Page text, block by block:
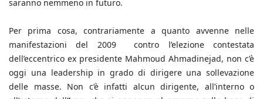
saranno nemmeno in futuro.
Per prima cosa, contrariamente a quanto avvenne nelle
manifestazioni del 2009 contro l’elezione contestata
dell’eccentrico ex presidente Mahmoud Ahmadinejad, non c’è
oggi una leadership in grado di dirigere una sollevazione
delle masse. Non c’è infatti alcun dirigente, all’interno o